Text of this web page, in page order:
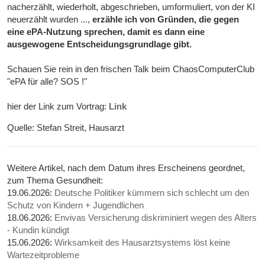
nacherzählt, wiederholt, abgeschrieben, umformuliert, von der KI
neuerzählt wurden ...,erzähle ich von Gründen, die gegen
eine ePA-Nutzung sprechen, damit es dann eine
ausgewogene Entscheidungsgrundlage gibt.
Schauen Sie rein in den frischen Talk beim ChaosComputerClub
"ePA für alle? SOS !"
hier der Link zum Vortrag: Link
Quelle: Stefan Streit, Hausarzt
Weitere Artikel, nach dem Datum ihres Erscheinens geordnet,
zum Thema Gesundheit:
19.06.2026: Deutsche Politiker kümmern sich schlecht um den
Schutz von Kindern + Jugendlichen
18.06.2026: Envivas Versicherung diskriminiert wegen des Alters
- Kundin kündigt
15.06.2026:Wirksamkeit des Hausarztsystems löst keine
Wartezeitprobleme